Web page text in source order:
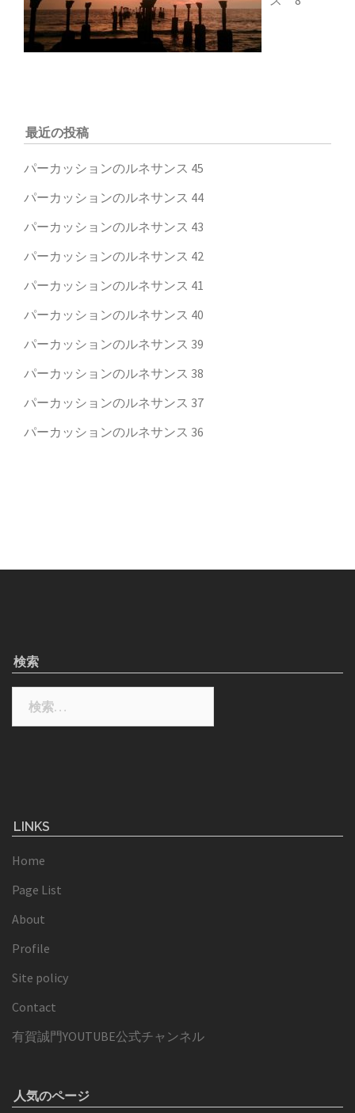
最近の投稿
パーカッションのルネサンス 45
パーカッションのルネサンス 44
パーカッションのルネサンス 43
パーカッションのルネサンス 42
パーカッションのルネサンス 41
パーカッションのルネサンス 40
パーカッションのルネサンス 39
パーカッションのルネサンス 38
パーカッションのルネサンス 37
パーカッションのルネサンス 36
検索
LINKS
Home
Page List
About
Profile
Site policy
Contact
有賀誠門YOUTUBE公式チャンネル
人気のページ